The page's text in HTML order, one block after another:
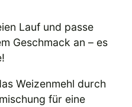
Lauf und passe
Geschmack an – es
Weizenmehl durch
für eine